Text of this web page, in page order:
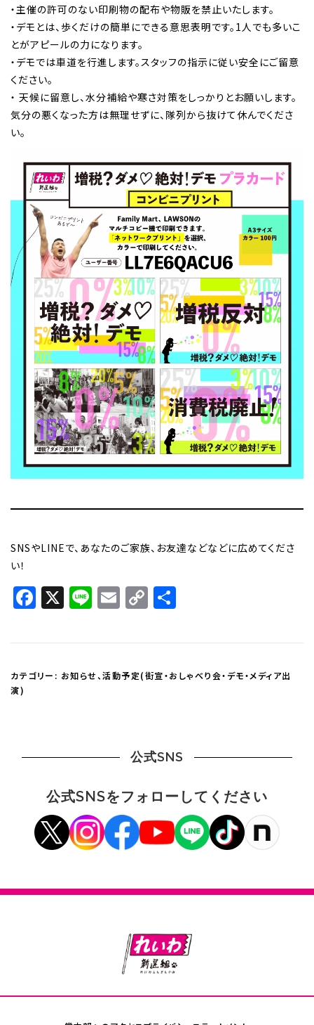
・主催の許可のない印刷物の配布や物販を禁止いたします。
・デモとは、歩くだけの簡単にできる意思表明です。1人でも多いこ
とがアピールの力になります。
・デモでは車道を行進します。スタッフの指示に従い安全にご留意
ください。
・ 天候に留意し、水分補給や寒さ対策をしっかりとお願いします。
気分の悪くなった方は無理せずに、隊列から抜けて休んでくださ
い。
SNSやLINEで、あなたのご家族、お友達などなどに広めてくださ
い！
Facebook
X LineEmail
Copy
Link
カテゴリー: お知らせ、活動予定(街宣・おしゃべり会・デモ・メディア出
演)
公式SNS
公式SNSをフォローしてください